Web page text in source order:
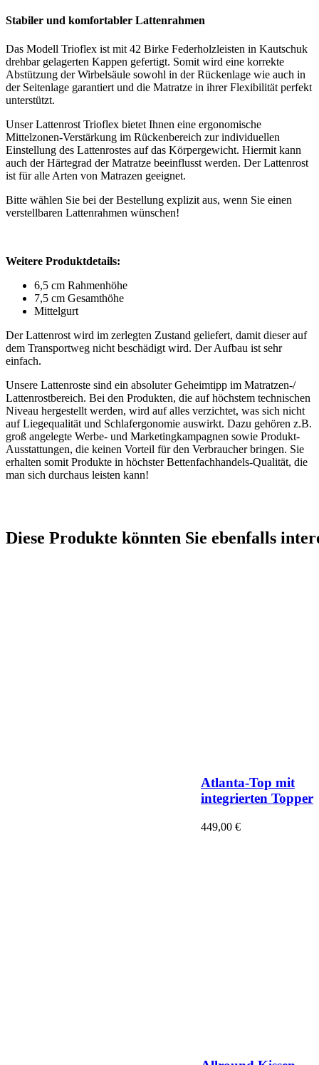
Stabiler und komfortabler Lattenrahmen
Das Modell Trioflex ist mit 42 Birke Federholzleisten in Kautschuk
drehbar gelagerten Kappen gefertigt. Somit wird eine korrekte
Abstützung der Wirbelsäule sowohl in der Rückenlage wie auch in
der Seitenlage garantiert und die Matratze in ihrer Flexibilität perfekt
unterstützt.
Unser Lattenrost Trioflex bietet Ihnen eine ergonomische
Mittelzonen-Verstärkung im Rückenbereich zur individuellen
Einstellung des Lattenrostes auf das Körpergewicht. Hiermit kann
auch der Härtegrad der Matratze beeinflusst werden. Der Lattenrost
ist für alle Arten von Matrazen geeignet.
Bitte wählen Sie bei der Bestellung explizit aus, wenn Sie einen
verstellbaren Lattenrahmen wünschen!
Weitere Produktdetails:
6,5 cm Rahmenhöhe
7,5 cm Gesamthöhe
Mittelgurt
Der Lattenrost wird im zerlegten Zustand geliefert, damit dieser auf
dem Transportweg nicht beschädigt wird. Der Aufbau ist sehr
einfach.
Unsere Lattenroste sind ein absoluter Geheimtipp im Matratzen-/
Lattenrostbereich. Bei den Produkten, die auf höchstem technischen
Niveau hergestellt werden, wird auf alles verzichtet, was sich nicht
auf Liegequalität und Schlafergonomie auswirkt. Dazu gehören z.B.
groß angelegte Werbe- und Marketingkampagnen sowie Produkt-
Ausstattungen, die keinen Vorteil für den Verbraucher bringen. Sie
erhalten somit Produkte in höchster Bettenfachhandels-Qualität, die
man sich durchaus leisten kann!
Diese Produkte könnten Sie ebenfalls
Atlanta-Top mit
integrierten Topper
449,00 €